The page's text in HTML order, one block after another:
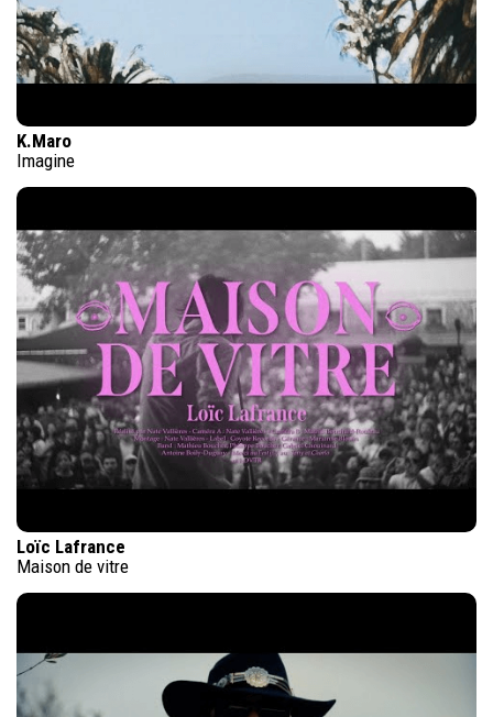
K.Maro
Imagine
Loïc Lafrance
Maison de vitre